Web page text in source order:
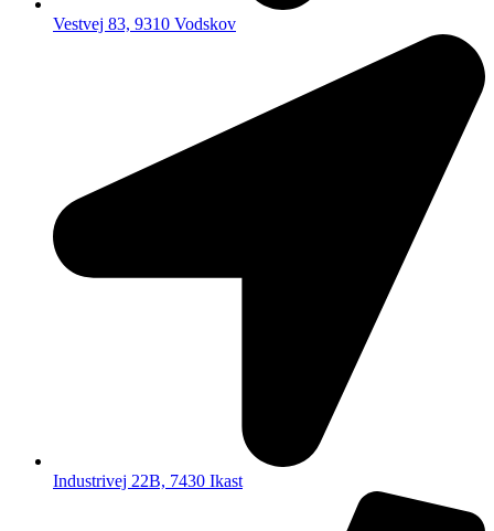
Vestvej 83, 9310 Vodskov
Industrivej 22B, 7430 Ikast